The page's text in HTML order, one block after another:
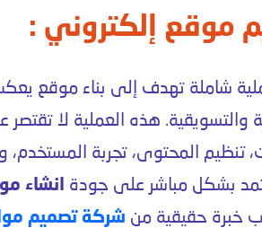
موقع إلكتروني :
شاملة تهدف إلى بناء موقع
والتسويقية. هذه العملية لا
المحتوى، تجربة المستخدم،
بشكل مباشر على جودة انشاء
خبرة حقيقية من شركة تصميم